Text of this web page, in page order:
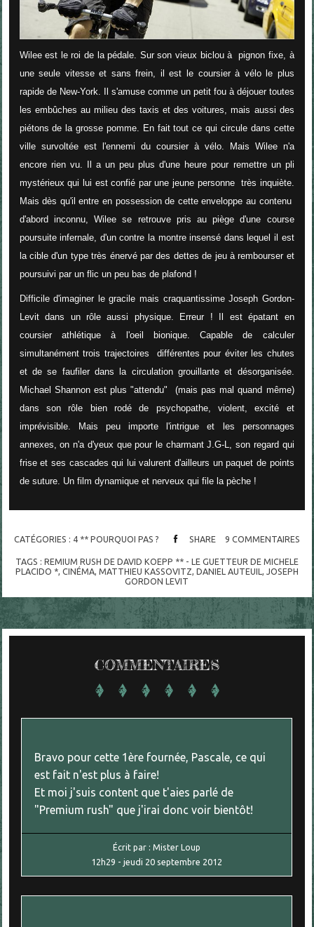
Wilee est le roi de la pédale. Sur son vieux biclou à pignon fixe, à
une seule vitesse et sans frein, il est le coursier à vélo le plus
rapide de New-York. Il s'amuse comme un petit fou à déjouer toutes
les embûches au milieu des taxis et des voitures, mais aussi des
piétons de la grosse pomme. En fait tout ce qui circule dans cette
ville survoltée est l'ennemi du coursier à vélo. Mais Wilee n'a
encore rien vu. Il a un peu plus d'une heure pour remettre un pli
mystérieux qui lui est confié par une jeune personne très inquiète.
Mais dès qu'il entre en possession de cette enveloppe au contenu
d'abord inconnu, Wilee se retrouve pris au piège d'une course
poursuite infernale, d'un contre la montre insensé dans lequel il est
la cible d'un type très énervé par des dettes de jeu à rembourser et
poursuivi par un flic un peu bas de plafond !
Difficile d'imaginer le gracile mais craquantissime Joseph Gordon-
Levit dans un rôle aussi physique. Erreur ! Il est épatant en
coursier athlétique à l'oeil bionique. Capable de calculer
simultanément trois trajectoires différentes pour éviter les chutes
et de se faufiler dans la circulation grouillante et désorganisée.
Michael Shannon est plus "attendu" (mais pas mal quand même)
dans son rôle bien rodé de psychopathe, violent, excité et
imprévisible. Mais peu importe l'intrigue et les personnages
annexes, on n'a d'yeux que pour le charmant J.G-L, son regard qui
frise et ses cascades qui lui valurent d'ailleurs un paquet de points
de suture. Un film dynamique et nerveux qui file la pèche !
CATÉGORIES : 4 ** POURQUOI PAS ? SHARE 9 COMMENTAIRES
TAGS : REMIUM RUSH DE DAVID KOEPP ** - LE GUETTEUR DE MICHELE
PLACIDO *, CINÉMA, MATTHIEU KASSOVITZ, DANIEL AUTEUIL , JOSEPH
GORDON LEVIT
COMMENTAIRES
Bravo pour cette 1ère fournée, Pascale, ce qui
est fait n'est plus à faire!
Et moi j'suis content que t'aies parlé de
"Premium rush" que j'irai donc voir bientôt!
Écrit par :Mister Loup
12h29 -jeudi 20 septembre 2012